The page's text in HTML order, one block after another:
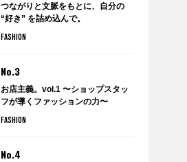
つながりと文脈をもとに、自分の
“好き” を詰め込んで。
のポップアップショップ
入！
FASHION
No.3
お店主義。vol.1 〜ショップスタッ
フが導くファッションの力〜
FASHION
No.4